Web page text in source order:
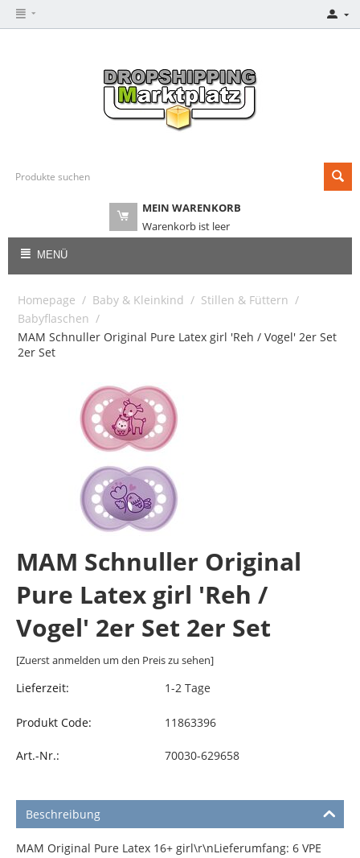
MEIN WARENKORB
Warenkorb ist leer
MENÜ
Homepage / Baby & Kleinkind / Stillen & Füttern /
Babyflaschen /
MAM Schnuller Original Pure Latex girl 'Reh / Vogel' 2er Set
2er Set
MAM Schnuller Original
Pure Latex girl 'Reh /
Vogel' 2er Set 2er Set
[Zuerst anmelden um den Preis zu sehen]
Lieferzeit: 1-2 Tage
Produkt Code: 11863396
Art.-Nr.: 70030-629658
Beschreibung
MAM Original Pure Latex 16+ girl\r\nLieferumfang: 6 VPE